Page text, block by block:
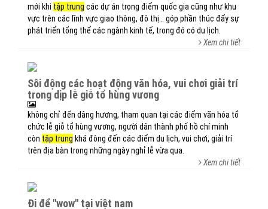
mới khi tập trung các dự án trọng điểm quốc gia cũng như khu
vực trên các lĩnh vực giao thông, đô thị… góp phần thúc đẩy sự
phát triển tổng thể các ngành kinh tế, trong đó có du lịch.
Xem chi tiết
sôi động các hoạt động văn hóa, vui chơi giải trí
trong dịp lễ giỗ tổ hùng vương
không chỉ đến dâng hương, tham quan tại các điểm văn hóa tổ
chức lễ giỗ tổ hùng vương, người dân thành phố hồ chí minh
còn tập trung khá đông đến các điểm du lịch, vui chơi, giải trí
trên địa bàn trong những ngày nghỉ lễ vừa qua.
Xem chi tiết
đi để "wow" tại việt nam